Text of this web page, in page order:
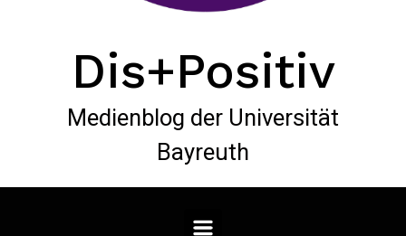
Dis+Positiv
Medienblog der Universität
Bayreuth